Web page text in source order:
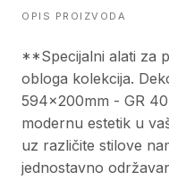
OPIS PROIZVODA
**Specijalni alati za
obloga kolekcija.
594x200mm - GR
modernu estetik u
uz različite stilove
jednostavno